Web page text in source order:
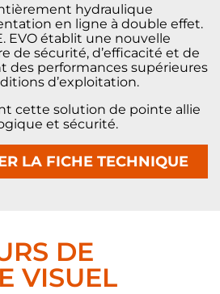
hydraulique
en ligne à double effet.
EVO établit une nouvelle
de sécurité, d’efficacité et de
des performances supérieures
d’exploitation.
cette solution de pointe allie
et sécurité.
LA FICHE TECHNIQUE
DE
VISUEL